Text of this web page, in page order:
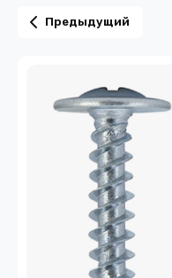
Предыдущий